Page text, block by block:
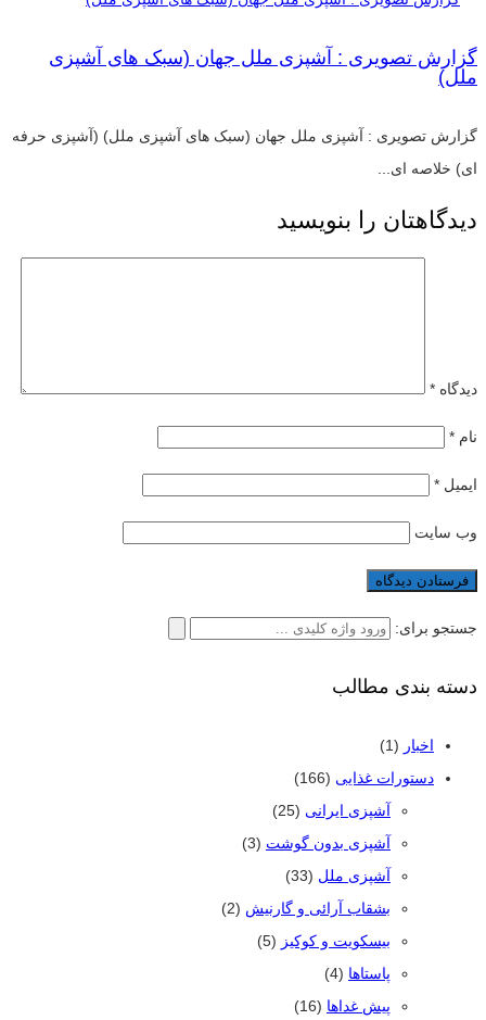
گزارش تصویری : آشپزی ملل جهان (سبک های آشپزی
ملل)
گزارش تصویری : آشپزی ملل جهان (سبک های آشپزی ملل) (آشپزی حرفه
ای) خلاصه ای...
دیدگاهتان را بنویسید
دیدگاه *
نام *
ایمیل *
وب‌ سایت
جستجو برای:
دسته بندی مطالب
اخبار (1)
دستورات غذایی (166)
آشپزی ایرانی (25)
آشپزی بدون گوشت (3)
آشپزی ملل (33)
بشقاب آرائی و گارنیش (2)
بیسکویت و کوکیز (5)
پاستاها (4)
پیش غداها (16)